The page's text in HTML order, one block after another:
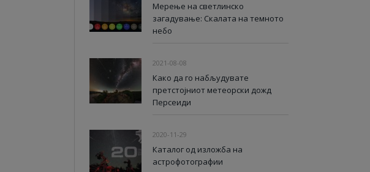
Мерење на светлинско
загадување: Скалата на темното
небо
2021-08-08
Како да го набљудувате
претстојниот метеорски дожд
Персеиди
2020-11-29
Каталог од изложба на
астрофотографии